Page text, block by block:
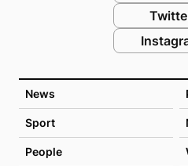
News
Sport
People